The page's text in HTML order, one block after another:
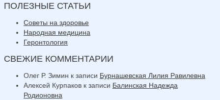
ПОЛЕЗНЫЕ СТАТЬИ
Советы на здоровье
Народная медицина
Геронтология
СВЕЖИЕ КОММЕНТАРИИ
Олег Р. Зимин к записи Бурнашевская Лилия Равилевна
Алексей Курпаков к записи Балинская Надежда
Родионовна